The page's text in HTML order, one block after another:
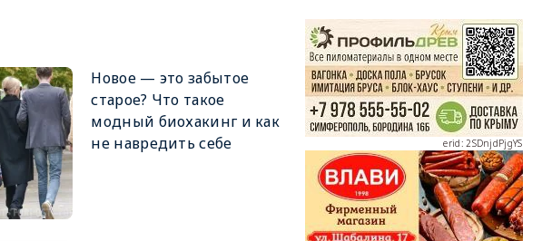
Новое — это забытое
старое? Что такое
модный биохакинг и как
не навредить себе
erid: 2SDnjdPjgYS